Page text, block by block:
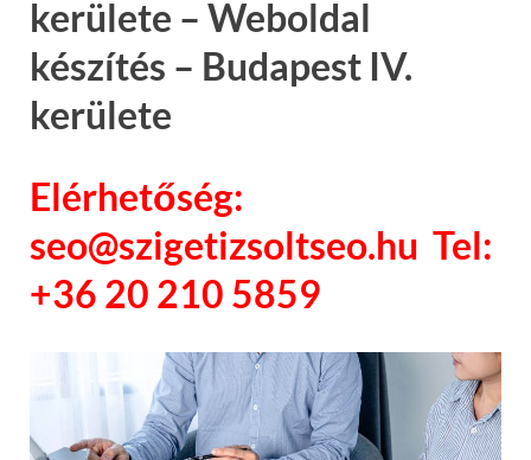
kerülete – Weboldal
készítés – Budapest IV.
kerülete
Elérhetőség:
seo@szigetizsoltseo.hu Tel:
+36 20 210 5859